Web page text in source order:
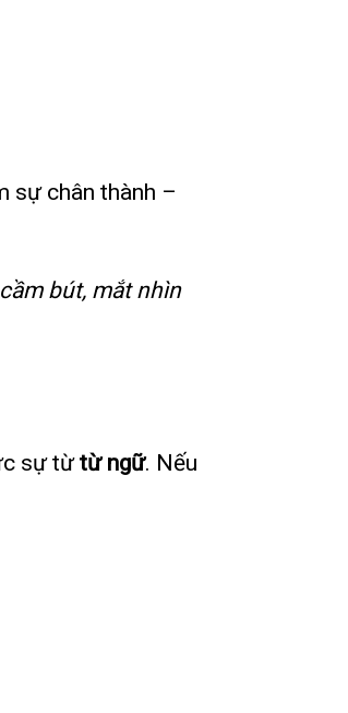
sự chân thành –
bút, mắt nhìn
sự từtừ ngữ. Nếu